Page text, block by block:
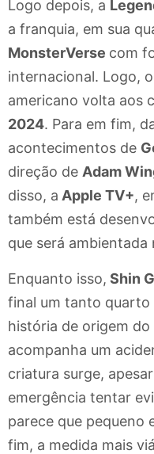
Logo depois, a
a franquia, em sua
MonsterVerse com
internacional. Logo, o
americano volta aos
2024. Para em fim,
acontecimentos de
direção de Adam
disso, a Apple TV+,
também está
que será
Enquanto isso, Shin
final um tanto quarto
história de origem
acompanha um
criatura surge,
emergência tentar
parece que pequeno
fim, a medida mais